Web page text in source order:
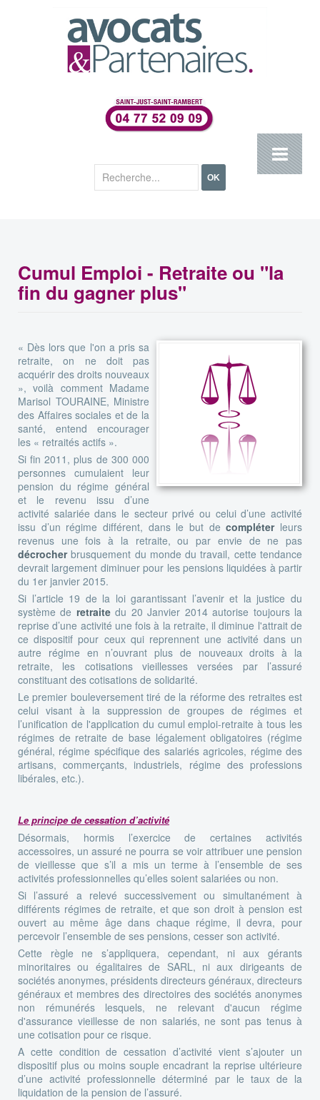
OK
Cumul Emploi - Retraite ou "la
fin du gagner plus"
« Dès lors que l'on a pris sa
retraite, on ne doit pas
acquérir des droits nouveaux
», voilà comment Madame
Marisol TOURAINE, Ministre
des Affaires sociales et de la
santé, entend encourager
les « retraités actifs ».
Si fin 2011, plus de 300 000
personnes cumulaient leur
pension du régime général
et le revenu issu d’une
activité salariée dans le secteur privé ou celui d’une activité
issu d’un régime différent, dans le but decompléterleurs
revenus une fois à la retraite, ou par envie de ne pas
décrocherbrusquement du monde du travail, cette tendance
devrait largement diminuer pour les pensions liquidées à partir
du 1er janvier 2015.
Si l’article 19 de la loi garantissant l’avenir et la justice du
système de retraitedu 20 Janvier 2014 autorise toujours la
reprise d’une activité une fois à la retraite, il diminue l'attrait de
ce dispositif pour ceux qui reprennent une activité dans un
autre régime en n’ouvrant plus de nouveaux droits à la
retraite, les cotisations vieillesses versées par l’assuré
constituant des cotisations de solidarité.
Le premier bouleversement tiré de la réforme des retraites est
celui visant à la suppression de groupes de régimes et
l’unification de l'application du cumul emploi-retraite à tous les
régimes de retraite de base légalement obligatoires (régime
général, régime spécifique des salariés agricoles, régime des
artisans, commerçants, industriels, régime des professions
libérales, etc.).
Le principe de cessation d’activité
Désormais, hormis l’exercice de certaines activités
accessoires, un assuré ne pourra se voir attribuer une pension
de vieillesse que s’il a mis un terme à l’ensemble de ses
activités professionnelles qu’elles soient salariées ou non.
Si l’assuré a relevé successivement ou simultanément à
différents régimes de retraite, et que son droit à pension est
ouvert au même âge dans chaque régime, il devra, pour
percevoir l’ensemble de ses pensions, cesser son activité.
Cette règle ne s’appliquera, cependant, ni aux gérants
minoritaires ou égalitaires de SARL, ni aux dirigeants de
sociétés anonymes, présidents directeurs généraux, directeurs
généraux et membres des directoires des sociétés anonymes
non rémunérés lesquels, ne relevant d'aucun régime
d'assurance vieillesse de non salariés, ne sont pas tenus à
une cotisation pour ce risque.
A cette condition de cessation d’activité vient s’ajouter un
dispositif plus ou moins souple encadrant la reprise ultérieure
d’une activité professionnelle déterminé par le taux de la
liquidation de la pension de l’assuré.